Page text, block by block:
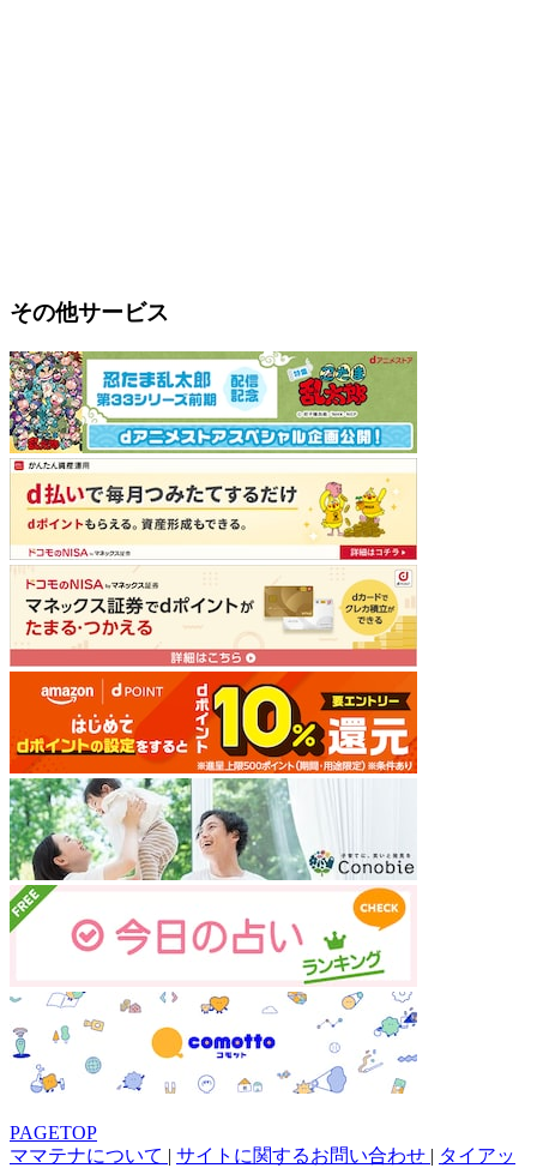
その他サービス
PAGETOP
ママテナについて | サイトに関するお問い合わせ | タイアッ